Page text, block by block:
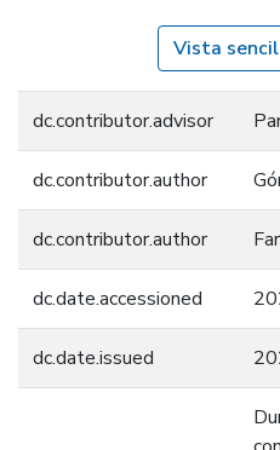
Vista
dc.contributor.advisor
dc.contributor.author
dc.contributor.author
dc.date.accessioned
dc.date.issued